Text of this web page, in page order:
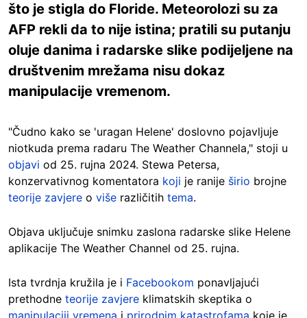
što je stigla do Floride. Meteorolozi su za
AFP rekli da to nije istina; pratili su putanju
oluje danima i radarske slike podijeljene na
društvenim mrežama nisu dokaz
manipulacije vremenom.
"Čudno kako se 'uragan Helene' doslovno pojavljuje
niotkuda prema radaru The Weather Channela," stoji u
objavi od 25. rujna 2024. Stewa Petersa,
konzervativnog komentatora koji je ranije širio brojne
teorije zavjere o više različitih tema.
Objava uključuje snimku zaslona radarske slike Helene
aplikacije The Weather Channel od 25. rujna.
Ista tvrdnja kružila je i Facebookom ponavljajući
prethodne teorije zavjere klimatskih skeptika o